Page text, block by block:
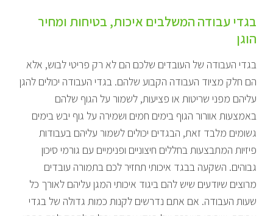
בגדי עבודה המשלבים איכות, בטיחות ומחיר
הוגן
בגדי העבודה של העובדים שלכם הם לא רק פריטי לבוש, אלא
הם חלק מציוד העבודה הקבוע שלהם. בגדי העבודה יכולים להגן
עליהם מפני שריטות או פציעות, לשמור על הגוף שלהם
באמצעות אוורור הגוף בימים חמים ושמירה על גוף יבש בימים
גשומים מלבד זאת, הבגדים יכולים לשמור עליהם בעבודות
פיזיות המתבצעות בחללים חיצוניים ופנימיים עם גורמי סיכון
גבוהים. השקעה בבגד איכותי תחזיר לכם בתמורה עובדים
מרוצים שיודעים שיש להם ביגוד איכותי המגן עליהם לאורך כל
שעות העבודה. אם אתם נדרשים לקנות כמות גדולה של בגדי